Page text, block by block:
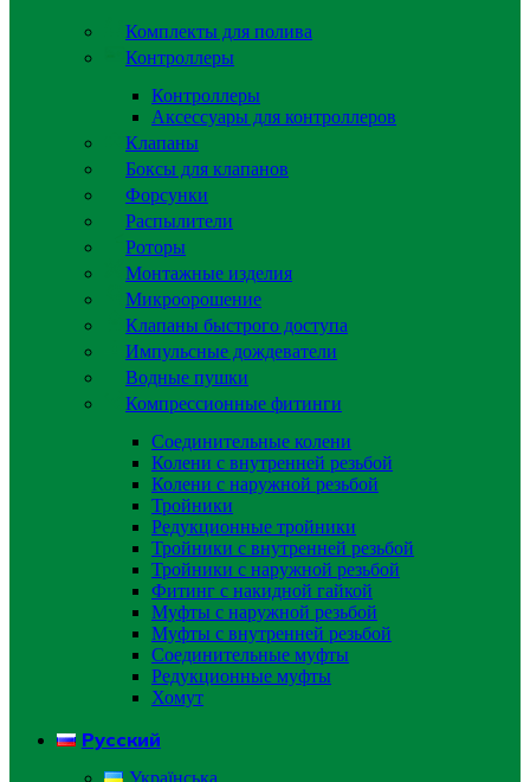
Комплекты для полива
Контроллеры
Контроллеры
Аксессуары для контроллеров
Клапаны
Боксы для клапанов
Форсунки
Распылители
Роторы
Монтажные изделия
Микроорошение
Клапаны быстрого доступа
Импульсные дождеватели
Водные пушки
Компрессионные фитинги
Соединительные колени
Колени с внутренней резьбой
Колени с наружной резьбой
Тройники
Редукционные тройники
Тройники с внутренней резьбой
Тройники с наружной резьбой
Фитинг с накидной гайкой
Муфты с наружной резьбой
Муфты с внутренней резьбой
Соединительные муфты
Редукционные муфты
Хомут
Русский
Українська